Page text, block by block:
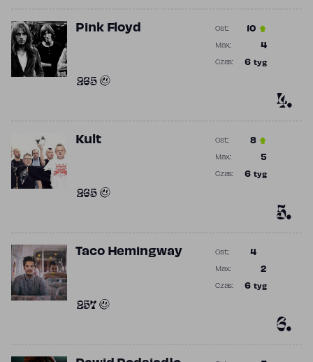
4.
Pink Floyd
265
10
Ost.:
4
Max.:
6 tyg
Czas:
5.
Kult
265
8
Ost.:
5
Max.:
6 tyg
Czas:
6.
Taco Hemingway
257
4
Ost.:
2
Max.:
6 tyg
Czas: